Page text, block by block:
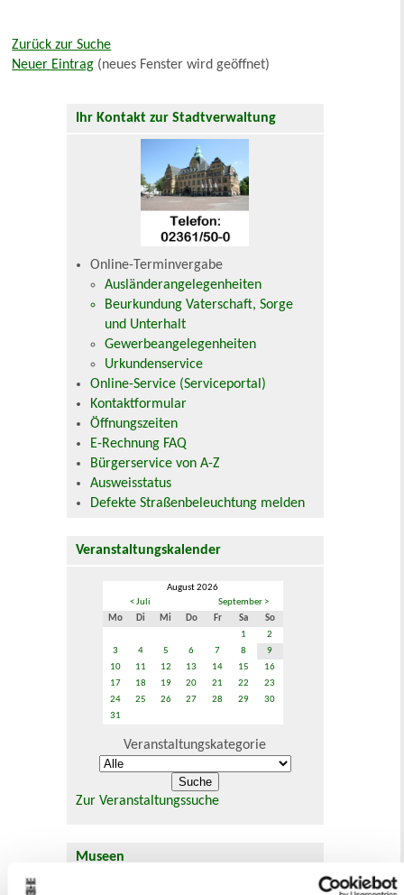
Zurück zur Suche
Neuer Eintrag (neues Fenster wird geöffnet)
Ihr Kontakt zur Stadtverwaltung
Online-Terminvergabe
Ausländerangelegenheiten
Beurkundung Vaterschaft, Sorge
und Unterhalt
Gewerbeangelegenheiten
Urkundenservice
Online-Service (Serviceportal)
Kontaktformular
Öffnungszeiten
E-Rechnung FAQ
Bürgerservice von A-Z
Ausweisstatus
Defekte Straßenbeleuchtung melden
Veranstaltungskalender
August 2026
< Juli
September >
Mo
Di Mi Do Fr Sa
So
1
2
3
4 5 6 7 8
9
10
11 12 13 14 15
16
17
18 19 20 21 22
23
24
25 26 27 28 29
30
31
Veranstaltungskategorie
Zur Veranstaltungssuche
Museen